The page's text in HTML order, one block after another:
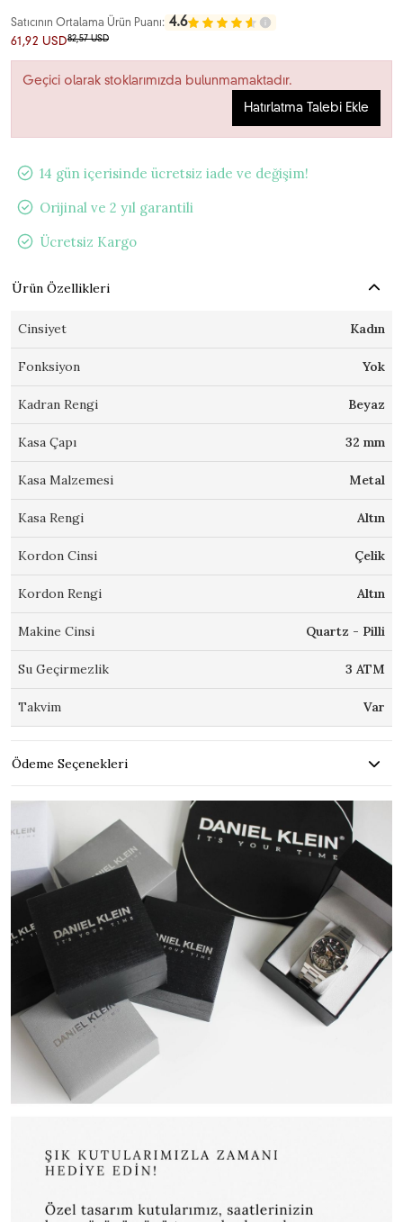
Satıcının Ortalama Ürün Puanı: 4.6
61,92 USD82,57 USD
Geçici olarak stoklarımızda bulunmamaktadır.
Hatırlatma Talebi Ekle
14 gün içerisinde ücretsiz iade ve değişim!
Orijinal ve 2 yıl garantili
Ücretsiz Kargo
Ürün Özellikleri
Cinsiyet Kadın
Fonksiyon Yok
Kadran Rengi Beyaz
Kasa Çapı 32 mm
Kasa Malzemesi Metal
Kasa Rengi Altın
Kordon Cinsi Çelik
Kordon Rengi Altın
Makine Cinsi Quartz - Pilli
Su Geçirmezlik 3 ATM
Takvim Var
Ödeme Seçenekleri